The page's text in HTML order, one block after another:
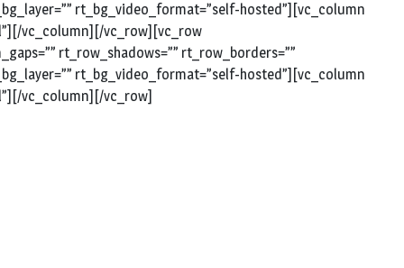
rt_bg_video_format=”self-hosted”][vc_column
vc_column][/vc_row][vc_row
rt_row_shadows=”” rt_row_borders=””
rt_bg_video_format=”self-hosted”][vc_column
vc_column][/vc_row]